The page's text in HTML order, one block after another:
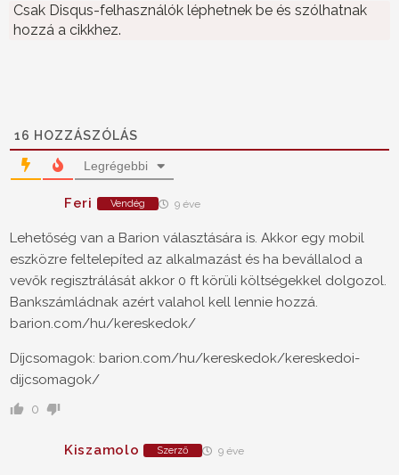
Csak Disqus-felhasználók léphetnek be és szólhatnak
hozzá a cikkhez.
16 HOZZÁSZÓLÁS
Legrégebbi
Feri Vendég 9 éve
Lehetőség van a Barion választására is. Akkor egy mobil
eszközre feltelepíted az alkalmazást és ha bevállalod a
vevők regisztrálását akkor 0 ft körüli költségekkel dolgozol.
Bankszámládnak azért valahol kell lennie hozzá.
barion.com/hu/kereskedok/
Díjcsomagok: barion.com/hu/kereskedok/kereskedoi-
dijcsomagok/
0
Kiszamolo Szerző 9 éve